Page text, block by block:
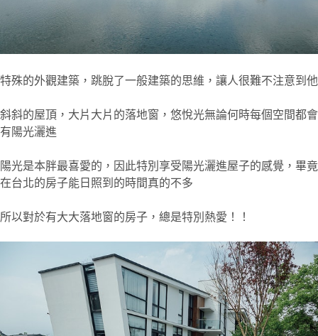
特殊的外觀建築，跳脫了一般建築的思維，讓人很難不注意到他
斜斜的屋頂，大片大片的落地窗，悠悅光無論何時每個空間都會
有陽光灑進
陽光是本胖最喜愛的，因此特別享受陽光灑進屋子的感覺，畢竟
在台北的房子能日照到的時間真的不多
所以對於有大大落地窗的房子，總是特別熱愛！！